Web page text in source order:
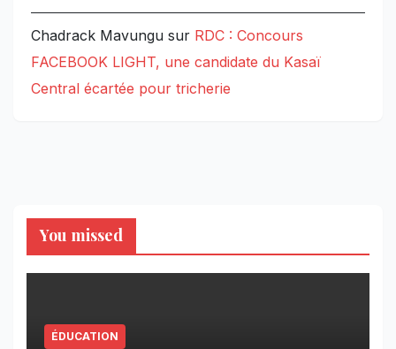
Chadrack Mavungu sur RDC : Concours
FACEBOOK LIGHT, une candidate du Kasaï
Central écartée pour tricherie
You missed
ÉDUCATION